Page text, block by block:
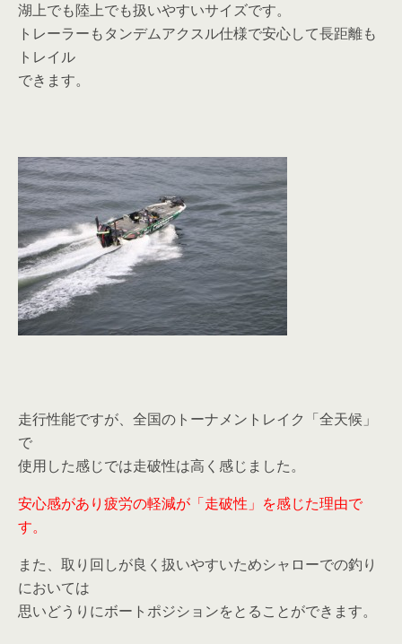
湖上でも陸上でも扱いやすいサイズです。
トレーラーもタンデムアクスル仕様で安心して長距離も
トレイル
できます。
走行性能ですが、全国のトーナメントレイク「全天候」
で
使用した感じでは走破性は高く感じました。
安心感があり疲労の軽減が「走破性」を感じた理由で
す。
また、取り回しが良く扱いやすいためシャローでの釣り
においては
思いどうりにボートポジションをとることができます。